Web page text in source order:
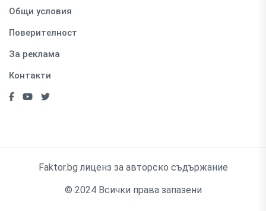
Общи условия
Поверителност
За реклама
Контакти
Faktor.bg лиценз за авторско съдържание
© 2024 Всички права запазени